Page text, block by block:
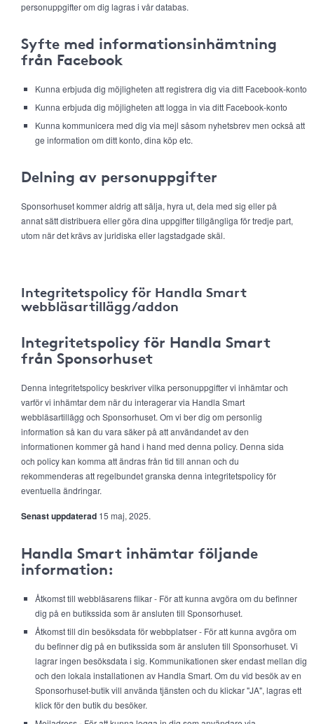
personuppgifter om dig lagras i vår databas.
Syfte med informationsinhämtning
från Facebook
Kunna erbjuda dig möjligheten att registrera dig via ditt Facebook-konto
Kunna erbjuda dig möjligheten att logga in via ditt Facebook-konto
Kunna kommunicera med dig via mejl såsom nyhetsbrev men också att
ge information om ditt konto, dina köp etc.
Delning av personuppgifter
Sponsorhuset kommer aldrig att sälja, hyra ut, dela med sig eller på
annat sätt distribuera eller göra dina uppgifter tillgängliga för tredje part,
utom när det krävs av juridiska eller lagstadgade skäl.
Integritetspolicy för Handla Smart
webbläsartillägg/addon
Integritetspolicy för Handla Smart
från Sponsorhuset
Denna integritetspolicy beskriver vilka personuppgifter vi inhämtar och
varför vi inhämtar dem när du interagerar via Handla Smart
webbläsartillägg och Sponsorhuset. Om vi ber dig om personlig
information så kan du vara säker på att användandet av den
informationen kommer gå hand i hand med denna policy. Denna sida
och policy kan komma att ändras från tid till annan och du
rekommenderas att regelbundet granska denna integritetspolicy för
eventuella ändringar.
Senast uppdaterad 15 maj, 2025.
Handla Smart inhämtar följande
information:
Åtkomst till webbläsarens flikar - För att kunna avgöra om du befinner
dig på en butikssida som är ansluten till Sponsorhuset.
Åtkomst till din besöksdata för webbplatser - För att kunna avgöra om
du befinner dig på en butikssida som är ansluten till Sponsorhuset. Vi
lagrar ingen besöksdata i sig. Kommunikationen sker endast mellan dig
och den lokala installationen av Handla Smart. Om du vid besök av en
Sponsorhuset-butik vill använda tjänsten och du klickar "JA", lagras ett
klick för den butik du besöker.